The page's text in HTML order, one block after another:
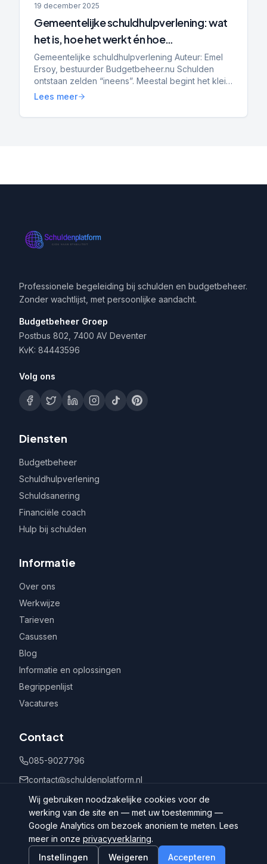
19 december 2025
Gemeentelijke schuldhulpverlening: wat
het is, hoe het werkt én hoe
Schuldenplatform.nl zich verhoudt tot
gemeenten
Gemeentelijke schuldhulpverlening Auteur: Emel
Ersoy, bestuurder Budgetbeheer.nu Schulden
ontstaan zelden “ineens”. Meestal begint het klein:
een achterstand bij energie, een paar
Lees meer
Professionele begeleiding bij schulden en budgetbeheer.
Zonder wachtlijst, met persoonlijke aandacht.
Budgetbeheer Groep
Postbus 802, 7400 AV Deventer
KvK: 84443596
Volg ons
Diensten
Budgetbeheer
Schuldhulpverlening
Schuldsanering
Financiële coach
Hulp bij schulden
Informatie
Over ons
Werkwijze
Tarieven
Casussen
Blog
Informatie en oplossingen
Begrippenlijst
Vacatures
Contact
085-9027796
contact@schuldenplatform.nl
Postbus 802, 7400 AV Deventer
© Schuldenplatform.nl
Wij gebruiken noodzakelijke cookies voor de
werking van de site en — met uw toestemming —
Google Analytics om bezoek anoniem te meten. Lees
meer in onze privacyverklaring.
Instellingen
Weigeren Accepteren